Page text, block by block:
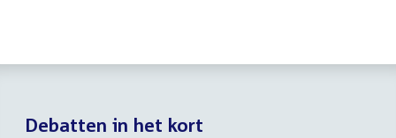
Debatten in het kort